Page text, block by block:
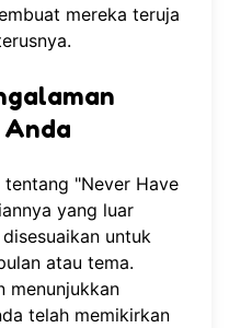
mereka teruja
Anda
"Never Have
yang luar
untuk
atau tema.
menunjukkan
telah memikirkan